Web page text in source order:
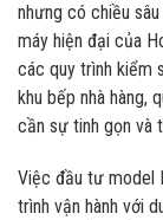
nhưng có chiều
máy hiện đại của
các quy trình kiểm
khu bếp nhà hàng,
cần sự tinh gọn và
Việc đầu tư model
trình vận hành với